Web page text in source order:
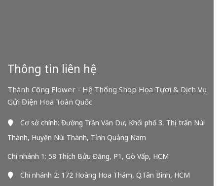
Thông tin liên hệ
Thành Công Flower - Hệ Thống Shop Hoa Tươi & Dịch Vụ
Gửi Điện Hoa Toàn Quốc
Cơ sở chính: Đường Trần Văn Dư, Khối phố 3, Thị trấn Núi
Thành, Huyện Núi Thành, Tỉnh Quảng Nam
Chi nhánh 1: 58 Thích Bửu Đăng, P1, Gò Vấp, HCM
Chi nhánh 2: 172 Hoàng Hoa Thám, Q.Tân Bình, HCM